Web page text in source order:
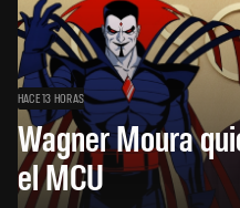
HACE 13 HORAS
Wagner Moura
el MCU